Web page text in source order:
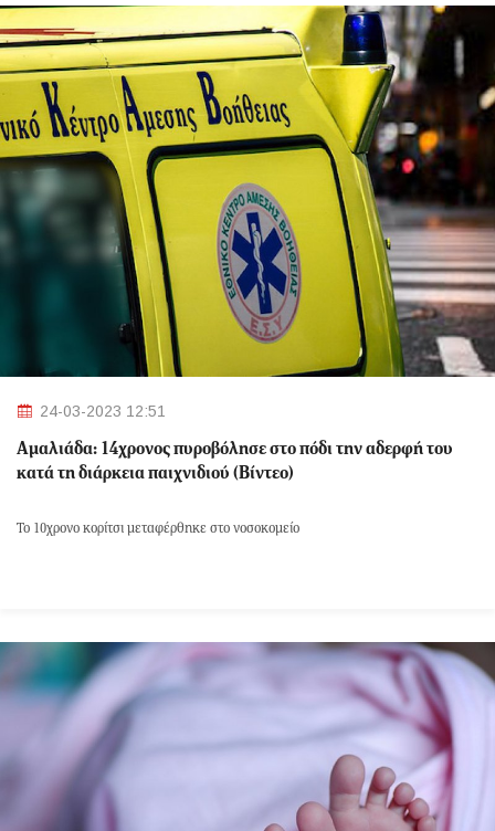
24-03-2023 12:51
Αμαλιάδα: 14χρονος πυροβόλησε στο πόδι την αδερφή του
κατά τη διάρκεια παιχνιδιού (Βίντεο)
Το 10χρονο κορίτσι μεταφέρθηκε στο νοσοκομείο